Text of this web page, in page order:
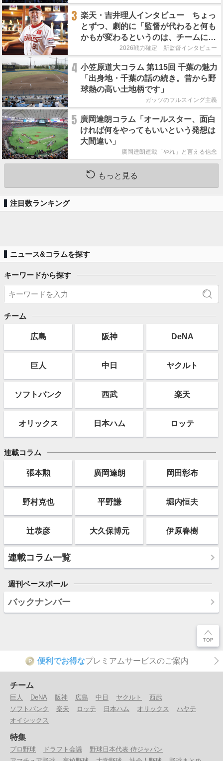
3 楽天・吉井理人インタビュー ちょっ
とずつ、劇的に「監督が代わると何も
かもが変わるというのは、チームにと
って良くないことなんです」
2026戦力確定 新監督インタビュー
4 小笠原道大コラム 第115回 千葉の魅力
「出身地・千葉の話の続き。昔から野
球熱の高い土地柄です」
ガッツのフルスイング主義
5 廣岡達朗コラム「オールスター、面白
ければ何をやってもいいという発想は
大間違い」
廣岡達朗連載「やれ」と言える信念
もっと見る
注目数ランキング
ニュース&コラムを探す
キーワードから探す
チーム
広島 阪神 DeNA
巨人 中日 ヤクルト
ソフトバンク 西武 楽天
オリックス 日本ハム ロッテ
連載コラム
張本勲 廣岡達朗 岡田彰布
野村克也 平野謙 堀内恒夫
辻恭彦 大久保博元 伊原春樹
連載コラム一覧
週刊ベースボール
バックナンバー
P 便利でお得なプレミアムサービスのご案内
チーム
巨人 DeNA 阪神 広島 中日 ヤクルト
西武
ソフトバンク
楽天 ロッテ 日本ハム オリックス
ハヤテ
オイシックス
特集
プロ野球 ドラフト会議
野球日本代表 侍ジャパン